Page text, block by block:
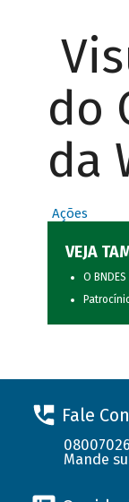
do
da
Ações
VEJA
O
Fale
Mande